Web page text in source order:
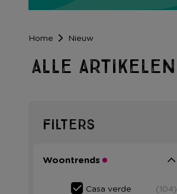
Home Nieuw
Alle artikelen
Filters
Woontrends
Casa verde (104)